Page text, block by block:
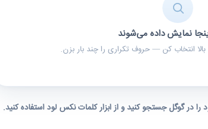
نمایش داده می‌شوند
انتخاب کن — حروف تکراری را چند بار بزن.
در گوگل جستجو کنید و از ابزار کلمات نکس لود استفاده کنید.